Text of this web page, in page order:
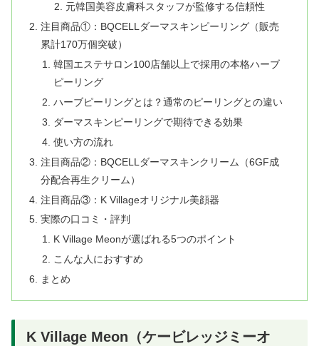
元韓国美容皮膚科スタッフが監修する信頼性
注目商品①：BQCELLダーマスキンピーリング（販売
累計170万個突破）
韓国エステサロン100店舗以上で採用の本格ハーブ
ピーリング
ハーブピーリングとは？通常のピーリングとの違い
ダーマスキンピーリングで期待できる効果
使い方の流れ
注目商品②：BQCELLダーマスキンクリーム（6GF成
分配合再生クリーム）
注目商品③：K Villageオリジナル美顔器
実際の口コミ・評判
K Village Meonが選ばれる5つのポイント
こんな人におすすめ
まとめ
K Village Meon（ケービレッジミーオ